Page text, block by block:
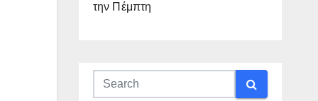
την Πέμπτη